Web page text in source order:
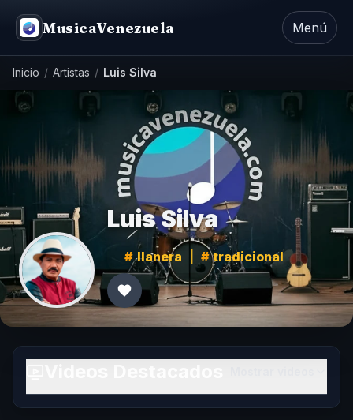
MusicaVenezuela Menú
Inicio / Artistas / Luis Silva
Luis Silva
llanera tradicional